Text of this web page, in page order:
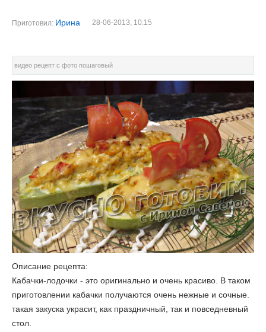
Приготовил: Ирина 28-06-2013, 10:15
видео рецепт с фото пошаговый
Описание рецепта:
Кабачки-лодочки - это оригинально и очень красиво. В таком
приготовлении кабачки получаются очень нежные и сочные.
такая закуска украсит, как праздничный, так и повседневный
стол.